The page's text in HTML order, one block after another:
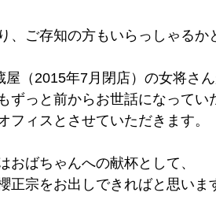
、ご存知の方もいらっしゃるか
（2015年7月閉店）の女将さん
ずっと前からお世話になって
フィスとさせていただきます。
おばちゃんへの献杯として、
正宗をお出しできればと思いま